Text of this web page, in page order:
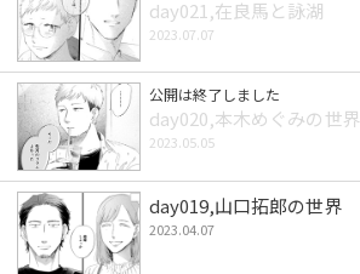
day021,在良馬と詠湖
2023.07.07
公開は終了しました
day020,本木めぐみの世界
2023.05.05
day019,山口拓郎の世界
2023.04.07